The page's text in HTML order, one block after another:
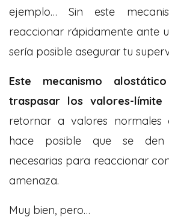
ejemplo… Sin este
reaccionar rápidamente ante
sería posible asegurar tu
Este mecanismo
traspasar los valores-límite
retornar a valores normales
hace posible que se den
necesarias para reaccionar
amenaza.
Muy bien, pero…